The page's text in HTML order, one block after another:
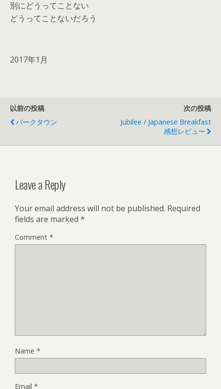
別にどうってことない
どうってことないだろう
2017年1月
以前の投稿
パークタウン
次の投稿
Jubilee / Japanese Breakfast
感想レビュー
Leave a Reply
Your email address will not be published. Required
fields are marked *
Comment *
Name *
Email *